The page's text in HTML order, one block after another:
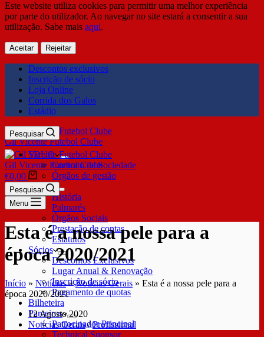
Este website utiliza cookies para permitir uma melhor experiência
por parte do utilizador. Ao navegar no site estará a consentir a sua
utilização. Sabe mais aqui.
Aceitar Rejeitar
Descontos exclusivos
Inscrição de sócio
Loja Online
Corrida dos Galos
Estádio
Gil Vicente Futebol Clube
Pesquisar
SDUQ
Contrato de Sociedade
Órgãos de gestão
Clube
História
Palmarés
Órgãos Sociais
Prestação de contas
Estatutos
Sócios
Descontos Exclusivos
Lugar Anual & Renovação
Inscrição de sócio
Pagamento de quotas
Bilheteira
Parceiros
Patrocinador Principal
Technical Sponsor
Gil Vicente Futebol Clube
€0,00
Pesquisar
Menu
Esta é a nossa pele para a
época 2020/2021
Início » Notícias»Notícias Gerais » Esta é a nossa pele para a
época 2020/2021
12 Agosto 2020
Notícias Gerais/Profissional